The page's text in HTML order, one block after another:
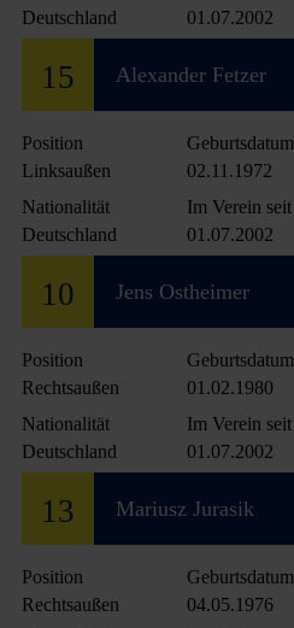
Deutschland 01.07.2002
15 Alexander Fetzer
Position
Linksaußen
Geburtsdatum
02.11.1972
Nationalität
Deutschland
Im Verein seit
01.07.2002
10 Jens Ostheimer
Position
Rechtsaußen
Geburtsdatum
01.02.1980
Nationalität
Deutschland
Im Verein seit
01.07.2002
13 Mariusz Jurasik
Position
Rechtsaußen
Geburtsdatum
04.05.1976